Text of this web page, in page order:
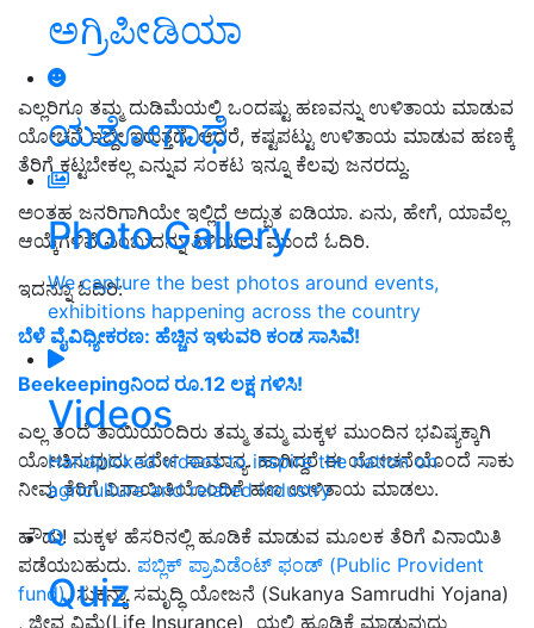
ಅಗ್ರಿಪೀಡಿಯಾ
ಯಶೋಗಾಥೆ
Photo Gallery
We capture the best photos around events,
exhibitions happening across the country
Videos
Handpicked videos to inspire the nation on
agriculture and related industry
Quiz
ಎಲ್ಲರಿಗೂ ತಮ್ಮ ದುಡಿಮೆಯಲ್ಲಿ ಒಂದಷ್ಟು ಹಣವನ್ನು ಉಳಿತಾಯ ಮಾಡುವ
ಯೋಚನೆ ಇದ್ದೇ ಇರುತ್ತದೆ. ಆದರೆ, ಕಷ್ಟಪಟ್ಟು ಉಳಿತಾಯ ಮಾಡುವ ಹಣಕ್ಕೆ
ತೆರಿಗೆ ಕಟ್ಟಬೇಕಲ್ಲ ಎನ್ನುವ ಸಂಕಟ ಇನ್ನೂ ಕೆಲವು ಜನರದ್ದು.
ಅಂತಹ ಜನರಿಗಾಗಿಯೇ ಇಲ್ಲಿದೆ ಅದ್ಬುತ ಐಡಿಯಾ. ಏನು, ಹೇಗೆ, ಯಾವೆಲ್ಲ
ಆಯ್ಕೆಗಳಿವೆ ಎಂಬುದನ್ನು ತಿಳಿಯಲು ಮುಂದೆ ಓದಿರಿ.
ಇದನ್ನೂ ಓದಿರಿ:
ಬೆಳೆ ವೈವಿಧ್ಯೀಕರಣ: ಹೆಚ್ಚಿನ ಇಳುವರಿ ಕಂಡ ಸಾಸಿವೆ!
Beekeepingನಿಂದ ರೂ.12 ಲಕ್ಷ ಗಳಿಸಿ!
ಎಲ್ಲ ತಂದೆ ತಾಯಿಯಂದಿರು ತಮ್ಮ ತಮ್ಮ ಮಕ್ಕಳ ಮುಂದಿನ ಭವಿಷ್ಯಕ್ಕಾಗಿ
ಯೋಚಿಸುವುದು ಸರ್ವೇ ಸಾಮಾನ್ಯ. ಹಾಗಿದ್ದರೆ ಈ ಯೋಚನೆಯೊಂದೆ ಸಾಕು
ನೀವು ತೆರಿಗೆ ವಿನಾಯಿತಿಯೊಂದಿಗೆ ಹಣ ಉಳಿತಾಯ ಮಾಡಲು.
ಹೌದು! ಮಕ್ಕಳ ಹೆಸರಿನಲ್ಲಿ ಹೂಡಿಕೆ ಮಾಡುವ ಮೂಲಕ ತೆರಿಗೆ ವಿನಾಯಿತಿ
ಪಡೆಯಬಹುದು. ಪಬ್ಲಿಕ್ ಪ್ರಾವಿಡೆಂಟ್ ಫಂಡ್ (Public Provident
fund), ಸುಕನ್ಯಾ ಸಮೃದ್ಧಿ ಯೋಜನೆ (Sukanya Samrudhi Yojana)
, ಜೀವ ವಿಮೆ(Life Insurance) ಯಲ್ಲಿ ಹೂಡಿಕೆ ಮಾಡುವುದು